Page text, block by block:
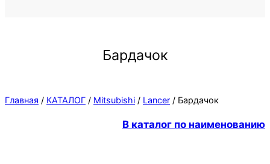
Бардачок
Главная / КАТАЛОГ / Mitsubishi / Lancer / Бардачок
В каталог по наименованию